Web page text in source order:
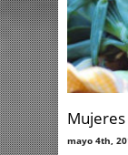
mayo 4th,